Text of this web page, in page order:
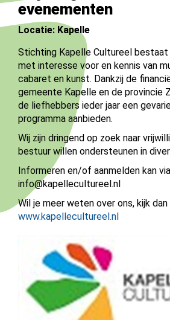
evenementen
Locatie: Kapelle
Stichting Kapelle Cultureel
met interesse voor en kennis van
cabaret en kunst. Dankzij de
gemeente Kapelle en de provincie
de liefhebbers ieder jaar een
programma aanbieden.
Wij zijn dringend op zoek naar
bestuur willen ondersteunen in
Informeren en/of aanmelden kan via
info@kapellecultureel.nl
Wil je meer weten over ons, kijk dan
www.kapellecultureel.nl